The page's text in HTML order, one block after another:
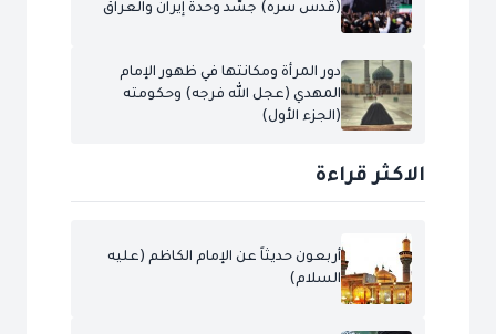
(قدس سره) جسّد وحدة إيران والعراق
دور المرأة ومكانتها في ظهور الإمام
المهدي (عجل الله فرجه) وحكومته
(الجزء الأول)
الاكثر قراءة
أربعون حديثاً عن الإمام الكاظم (عليه
السلام)